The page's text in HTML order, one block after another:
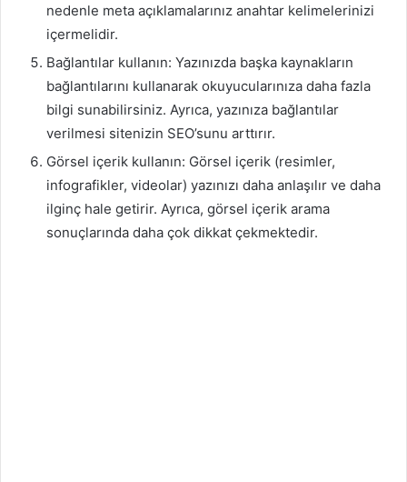
nedenle meta açıklamalarınız anahtar kelimelerinizi
içermelidir.
Bağlantılar kullanın: Yazınızda başka kaynakların
bağlantılarını kullanarak okuyucularınıza daha fazla
bilgi sunabilirsiniz. Ayrıca, yazınıza bağlantılar
verilmesi sitenizin SEO’sunu arttırır.
Görsel içerik kullanın: Görsel içerik (resimler,
infografikler, videolar) yazınızı daha anlaşılır ve daha
ilginç hale getirir. Ayrıca, görsel içerik arama
sonuçlarında daha çok dikkat çekmektedir.